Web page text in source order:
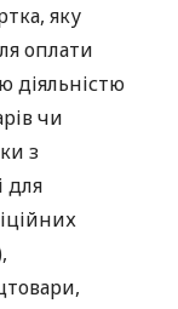
яку
оплати
діяльністю
чи
з
для